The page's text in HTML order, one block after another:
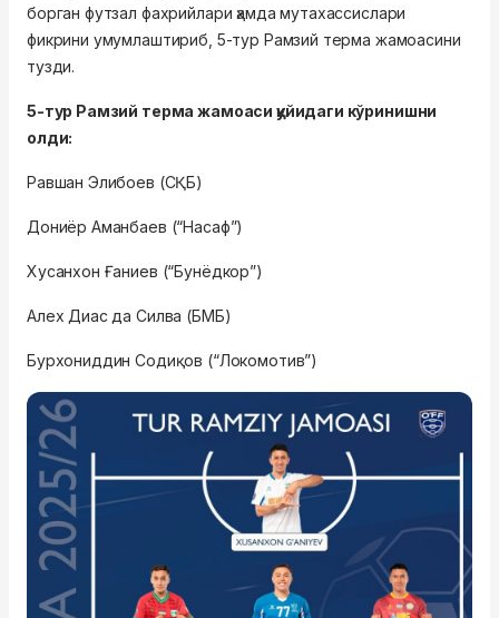
борган футзал фахрийлари ҳамда мутахассислари
фикрини умумлаштириб, 5-тур Рамзий терма жамоасини
тузди.
5-тур Рамзий терма жамоаси қуйидаги кўринишни
олди:
Равшан Элибоев (СҚБ)
Дониёр Аманбаев (“Насаф”)
Хусанхон Ғаниев (“Бунёдкор”)
Алех Диас да Силва (БМБ)
Бурхониддин Содиқов (“Локомотив”)